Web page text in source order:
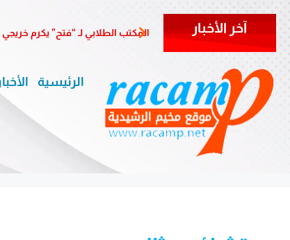
آخر الأخبار المكتب الطلابي لـ “فتح” يكرم
الرئيسية الأخبار